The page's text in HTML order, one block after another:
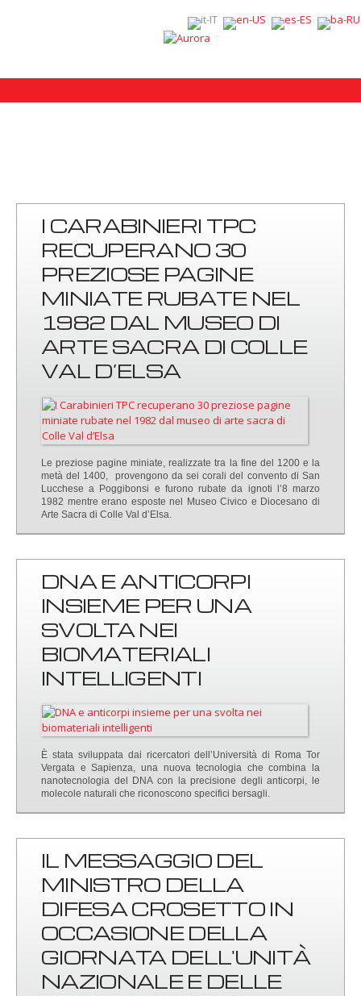
I CARABINIERI TPC
RECUPERANO 30
PREZIOSE PAGINE
MINIATE RUBATE NEL
1982 DAL MUSEO DI
ARTE SACRA DI COLLE
VAL D’ELSA
Le preziose pagine miniate, realizzate tra la fine del 1200 e la
metà del 1400, provengono da sei corali del convento di San
Lucchese a Poggibonsi e furono rubate da ignoti l’8 marzo
1982 mentre erano esposte nel Museo Civico e Diocesano di
Arte Sacra di Colle Val d’Elsa.
DNA E ANTICORPI
INSIEME PER UNA
SVOLTA NEI
BIOMATERIALI
INTELLIGENTI
È stata sviluppata dai ricercatori dell’Università di Roma Tor
Vergata e Sapienza, una nuova tecnologia che combina la
nanotecnologia del DNA con la precisione degli anticorpi, le
molecole naturali che riconoscono specifici bersagli.
IL MESSAGGIO DEL
MINISTRO DELLA
DIFESA CROSETTO IN
OCCASIONE DELLA
GIORNATA DELL'UNITÀ
NAZIONALE E DELLE